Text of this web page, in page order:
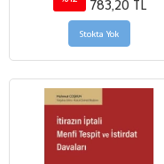
783,20 TL
Stokta Yok